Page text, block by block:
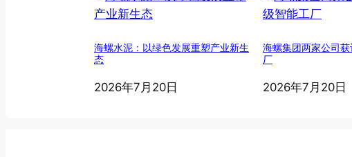
海螺水泥：以绿色发展重塑产业新生
态
2026年7月20日
海螺集团两家公司
厂
2026年7月20日